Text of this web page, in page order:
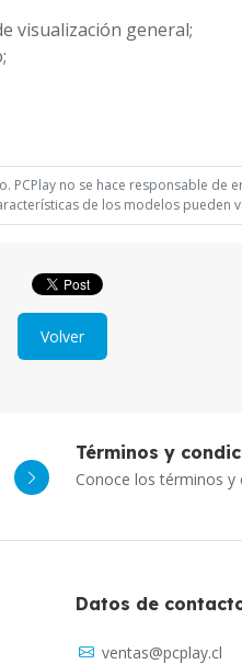
visualización general;
no se hace responsable
de los modelos pueden
Volver
Términos y
Conoce los términos y
Datos de
ventas@pcplay.cl